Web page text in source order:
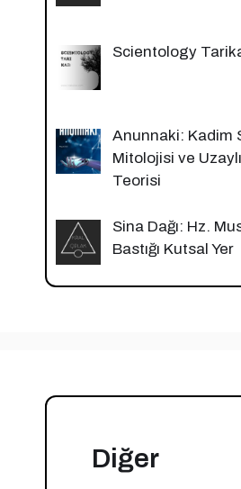
Scientology
Anunnaki: Kadim
Mitolojisi ve
Teorisi
Sina Dağı: Hz.
Bastığı Kutsal Yer
Diğer